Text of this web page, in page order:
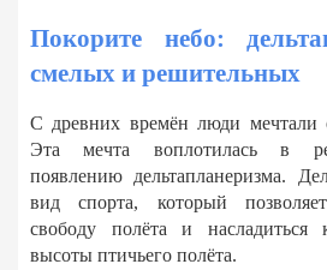
Покорите небо:
смелых и решительных
С древних времён люди мечтали
Эта мечта воплотилась в
появлению дельтапланеризма.
вид спорта, который
свободу полёта и насладиться
высоты птичьего полёта.